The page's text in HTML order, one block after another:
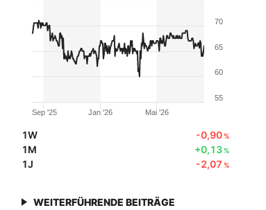
Jan '26
Sep '25 Mai '26
55
60
65
70
1W -0,90%
1M +0,13%
1J -2,07 %
WEITERFÜHRENDE BEITRÄGE